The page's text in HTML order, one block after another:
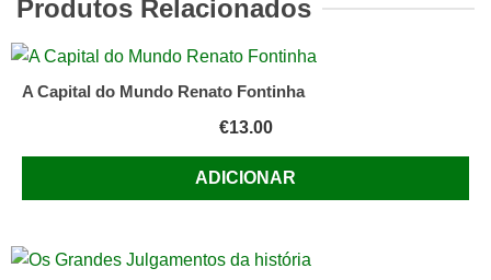
edição:
Livraria
Produtos Relacionados
A Capital do Mundo Renato Fontinha
€13.00
ADICIONAR